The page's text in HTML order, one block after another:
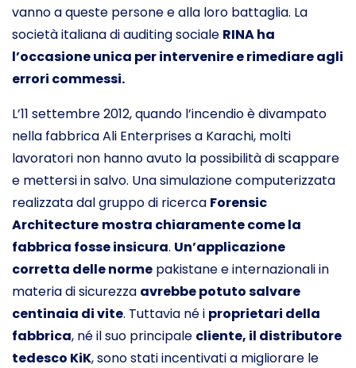
vanno a queste persone e alla loro battaglia. La
società italiana di auditing sociale RINA ha
l’occasione unica per intervenire e rimediare agli
errori commessi.
L’11 settembre 2012, quando l’incendio è divampato
nella fabbrica Ali Enterprises a Karachi, molti
lavoratori non hanno avuto la possibilità di scappare
e mettersi in salvo. Una simulazione computerizzata
realizzata dal gruppo di ricerca Forensic
Architecture mostra chiaramente come la
fabbrica fosse insicura. Un’applicazione
corretta delle norme pakistane e internazionali in
materia di sicurezza avrebbe potuto salvare
centinaia di vite. Tuttavia né i proprietari della
fabbrica, né il suo principale cliente, il distributore
tedesco KiK, sono stati incentivati a migliorare le